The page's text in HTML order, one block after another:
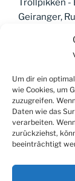
Um dir ein
wie Cookies, um
zuzugreifen.
Daten wie das
verarbeiten.
zurückziehst,
beeinträchtigt
Trollpikken -
Geiranger,
Anmelden
Eintrags-
Kommentar-